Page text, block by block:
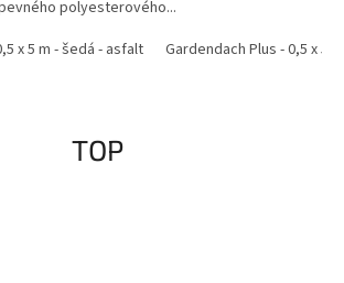
polyesterového...
x 5 m - šedá - asfalt
Gardendach Plus - 0,5 x 5
TOP